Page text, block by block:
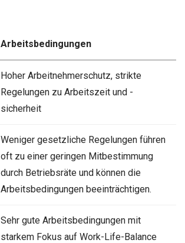
Arbeitsbedingungen
Hoher Arbeitnehmerschutz, strikte
Regelungen zu Arbeitszeit und -
sicherheit
Weniger gesetzliche Regelungen führen
oft zu einer geringen Mitbestimmung
durch Betriebsräte und können die
Arbeitsbedingungen beeinträchtigen.
Sehr gute Arbeitsbedingungen mit
starkem Fokus auf Work-Life-Balance